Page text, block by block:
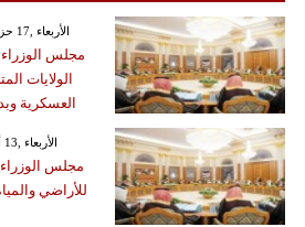
GMT 17:47 2026 الأربعاء ,17 حزيران / يونيو
مجلس
الولايات
العسكرية
GMT 17:55 2026 الأربعاء ,13 أيار / مايو
مجلس
للأراضي